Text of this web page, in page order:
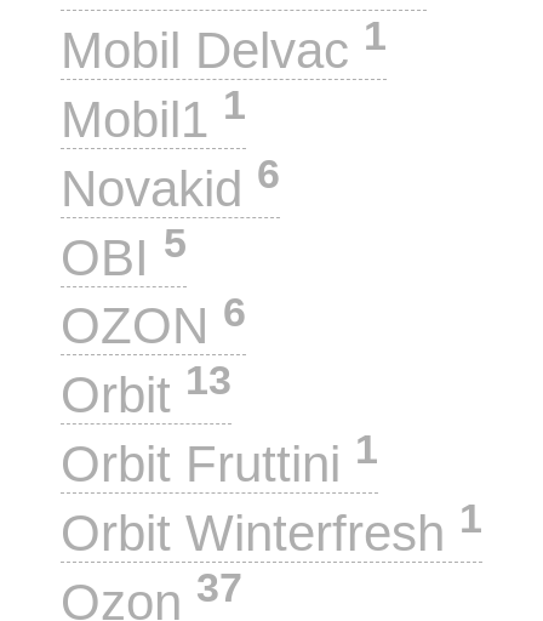
Mobil Delvac 1
Mobil1 1
Novakid 6
OBI 5
OZON 6
Orbit 13
Orbit Fruttini 1
Orbit Winterfresh 1
Ozon 37